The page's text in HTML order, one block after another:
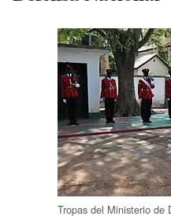
Tropas del Ministerio de